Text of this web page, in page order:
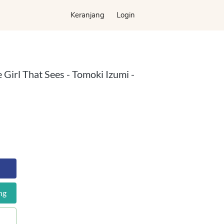
Keranjang Login
Keranjang Login
That Sees - Tomoki Izumi -